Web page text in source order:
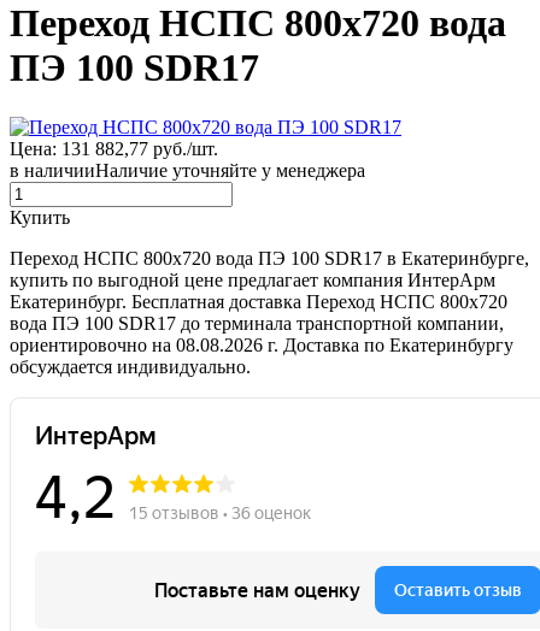
Переход НСПС 800х720 вода
ПЭ 100 SDR17
Цена: 131 882,77 руб./шт.
в наличииНаличие уточняйте у менеджера
Купить
Переход НСПС 800х720 вода ПЭ 100 SDR17 в Екатеринбурге,
купить по выгодной цене предлагает компания ИнтерАрм
Екатеринбург. Бесплатная доставка Переход НСПС 800х720
вода ПЭ 100 SDR17 до терминала транспортной компании,
ориентировочно на 08.08.2026 г. Доставка по Екатеринбургу
обсуждается индивидуально.